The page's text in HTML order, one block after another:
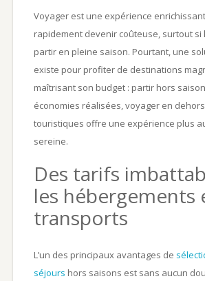
Voyager est une expérience
rapidement devenir coûteuse, surtout si
partir en pleine saison. Pourtant, une
existe pour profiter de destinations
maîtrisant son budget : partir hors
économies réalisées, voyager en
touristiques offre une expérience plus
sereine.
Des tarifs
les hébergements
transports
L’un des principaux avantages de
séjours hors saisons est sans aucun